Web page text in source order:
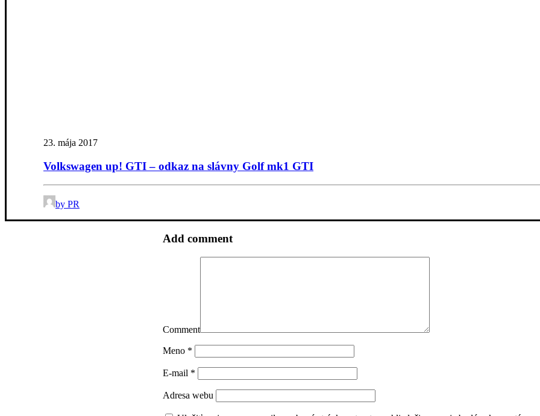
23. mája 2017
Volkswagen up! GTI – odkaz na slávny Golf mk1 GTI
by PR
Add comment
Comment
Meno *
E-mail *
Adresa webu